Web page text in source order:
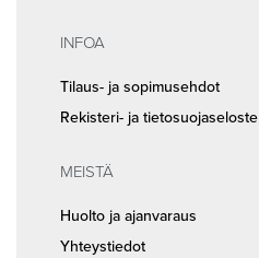
INFOA
Tilaus- ja sopimusehdot
Rekisteri- ja tietosuojaseloste
MEISTÄ
Huolto ja ajanvaraus
Yhteystiedot